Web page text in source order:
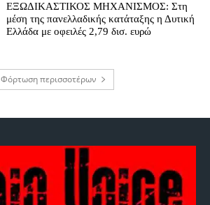
ΕΞΩΔΙΚΑΣΤΙΚΟΣ ΜΗΧΑΝΙΣΜΟΣ: Στη
μέση της πανελλαδικής κατάταξης η Δυτική
Ελλάδα με οφειλές 2,79 δισ. ευρώ
Φόρτωση περισσοτέρων